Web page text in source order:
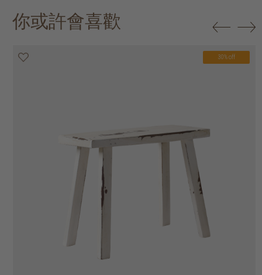
你或許會喜歡
30% off
20% off
30% off
30% off
30% off
30% off